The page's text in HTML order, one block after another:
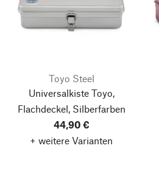
Toyo Steel
Universalkiste Toyo,
Flachdeckel, Silberfarben
44,90 €
+ weitere Varianten